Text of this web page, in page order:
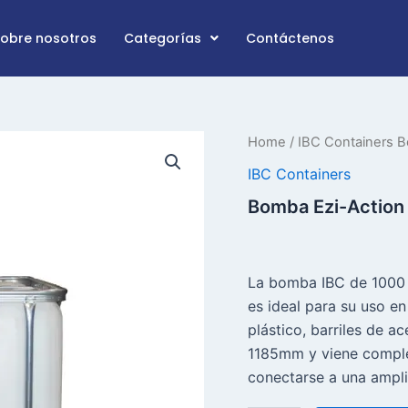
nosotros Categorías Contáctenos
Home / IBC Containers
IBC Containers
Bomba Ezi-
La bomba IBC de
es ideal para su uso
plástico, barriles de
1185mm y viene
conectarse a una
Ezi-
1000
IBC